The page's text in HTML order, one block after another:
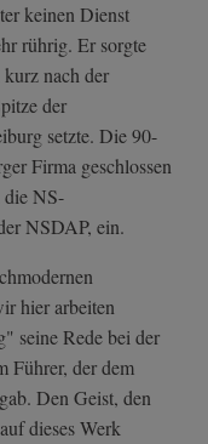
keinen Dienst
rührig. Er sorgte
kurz nach der
der
setzte. Die 90-
Firma geschlossen
NS-
NSDAP, ein.
hier arbeiten
seine Rede bei der
Führer, der dem
Den Geist, den
dieses Werk